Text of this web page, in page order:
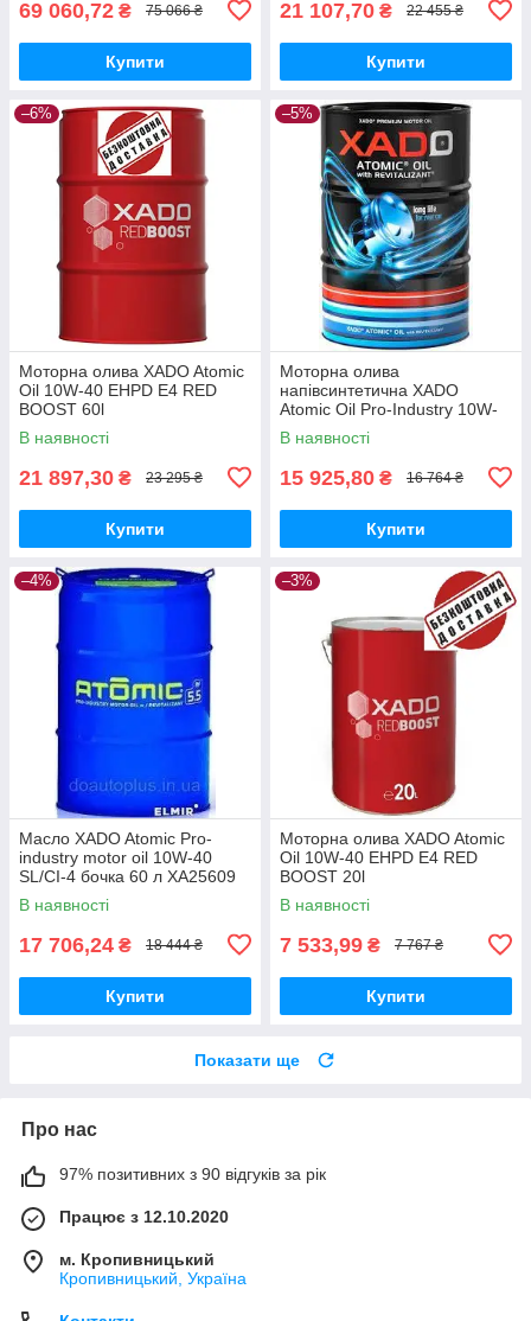
69 060,72 ₴ 75 066 ₴
Купити
21 107,70 ₴ 22 455 ₴
Купити
–6%
Моторна олива XADO Atomic
Oil 10W-40 EHPD E4 RED
BOOST 60l
В наявності
21 897,30 ₴ 23 295 ₴
Купити
–5%
Моторна олива
напівсинтетична XADO
Atomic Oil Pro-Industry 10W-
40 CI-4 Diesel 60л
В наявності
15 925,80 ₴ 16 764 ₴
Купити
–4%
Масло XADO Atomic Pro-
industry motor oil 10W-40
SL/CI-4 бочка 60 л ХА25609
В наявності
17 706,24 ₴ 18 444 ₴
Купити
–3%
Моторна олива XADO Atomic
Oil 10W-40 EHPD E4 RED
BOOST 20l
В наявності
7 533,99 ₴ 7 767 ₴
Купити
Показати ще
Про нас
97% позитивних з 90 відгуків за рік
Працює з 12.10.2020
м. Кропивницький
Кропивницький, Україна